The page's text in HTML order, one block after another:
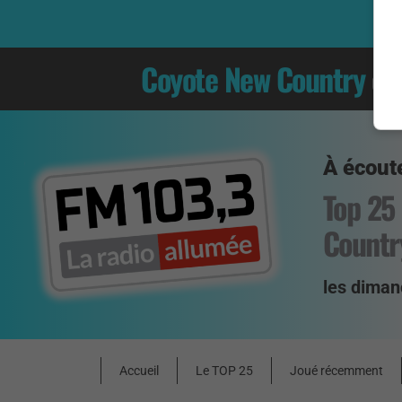
Coyote New Country
À
Top
les
Accueil Le TOP 25 Joué récemment